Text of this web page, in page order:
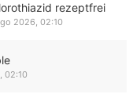
rezeptfrei
2026, 02:10
02:10